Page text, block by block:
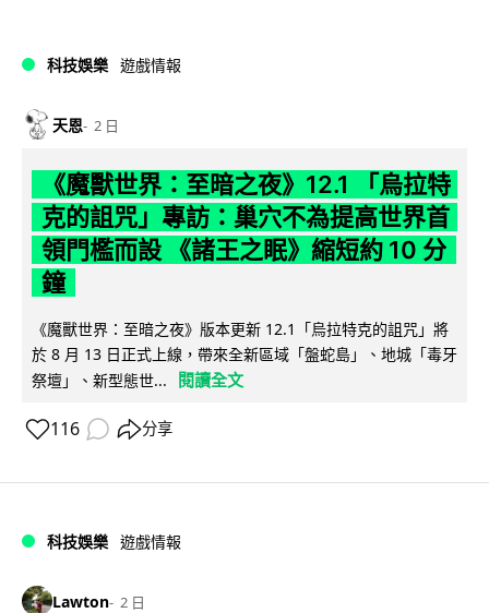
科技娛樂 遊戲情報
天恩 2 日
《魔獸世界：至暗之夜》12.1 「烏拉特
克的詛咒」專訪：巢穴不為提高世界首
領門檻而設 《諸王之眠》縮短約 10 分
鐘
《魔獸世界：至暗之夜》版本更新 12.1「烏拉特克的詛咒」將
於 8 月 13 日正式上線，帶來全新區域「盤蛇島」、地城「毒牙
祭壇」、新型態世...
閱讀全文
116 分享
科技娛樂 遊戲情報
Lawton 2 日